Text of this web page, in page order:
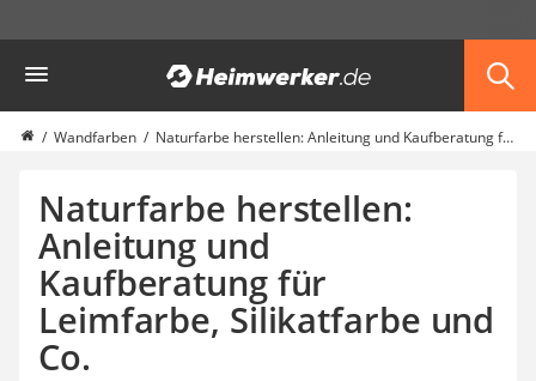
Haus & Bau
Außenleuchte mit Kamera
Ozongenerator
Smart-Home-Rauchmelder
Schlüsseltresor
Überwachungskameras außen
Regendusche
Reizstromgerät
Infrarot-Thermometer
GPS-Tracker
Wandfarben Naturfarbe herstellen: Anleitung und Kaufberatung für Leimfarbe, Silikatfarbe und Co.
Naturfarbe herstellen:
Anleitung und
Kaufberatung für
Leimfarbe, Silikatfarbe und
Co.